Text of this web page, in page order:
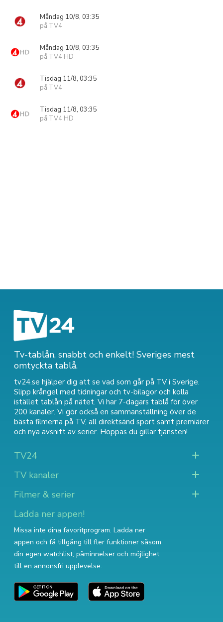
Måndag 10/8, 03:35
på TV4
Måndag 10/8, 03:35
på TV4 HD
Tisdag 11/8, 03:35
på TV4
Tisdag 11/8, 03:35
på TV4 HD
Tv-tablån, snabbt och enkelt! Sveriges mest
omtyckta tablå.
tv24.se hjälper dig att se vad som går på TV i Sverige.
Slipp krångel med tidningar och tv-bilagor och kolla
istället tablån på nätet. Vi har 7-dagars tablå för över
200 kanaler. Vi gör också en sammanställning över de
bästa filmerna på TV, all direktsänd sport samt premiärer
och nya avsnitt av serier. Hoppas du gillar tjänsten!
TV24
TV kanaler
Filmer & serier
Ladda ner appen!
Missa inte dina favoritprogram. Ladda ner
appen och få tillgång till fler funktioner såsom
din egen watchlist, påminnelser och möjlighet
till en annonsfri upplevelse.